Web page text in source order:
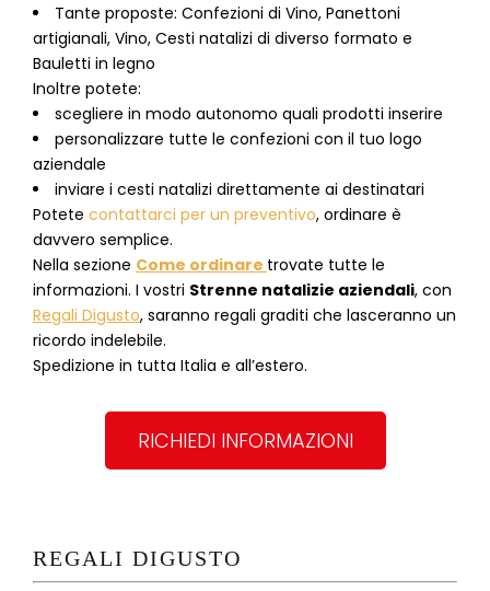
Tante proposte: Confezioni di Vino, Panettoni
artigianali, Vino, Cesti natalizi di diverso formato e
Bauletti in legno
Inoltre potete:
scegliere in modo autonomo quali prodotti inserire
personalizzare tutte le confezioni con il tuo logo
aziendale
inviare i cesti natalizi direttamente ai destinatari
Potete contattarci per un preventivo, ordinare è
davvero semplice.
Nella sezione Come ordinare trovate tutte le
informazioni. I vostri Strenne natalizie aziendali, con
Regali Digusto, saranno regali graditi che lasceranno un
ricordo indelebile.
Spedizione in tutta Italia e all’estero.
RICHIEDI INFORMAZIONI
REGALI DIGUSTO